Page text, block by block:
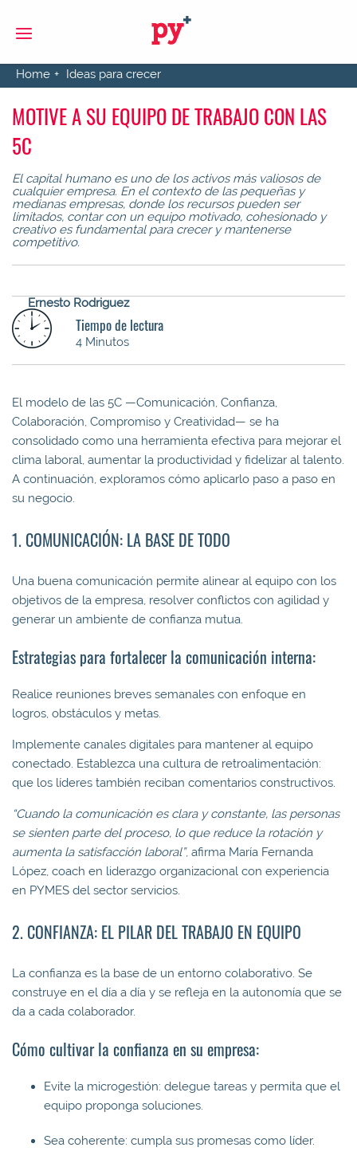
Home Ideas para crecer
MOTIVE A SU EQUIPO DE TRABAJO CON LAS
5C
El capital humano es uno de los activos más valiosos de
cualquier empresa. En el contexto de las pequeñas y
medianas empresas, donde los recursos pueden ser
limitados, contar con un equipo motivado, cohesionado y
creativo es fundamental para crecer y mantenerse
competitivo.
Ernesto Rodriguez
Tiempo de lectura
4 Minutos
El modelo de las 5C —Comunicación, Confianza,
Colaboración, Compromiso y Creatividad— se ha
consolidado como una herramienta efectiva para mejorar el
clima laboral, aumentar la productividad y fidelizar al talento.
A continuación, exploramos cómo aplicarlo paso a paso en
su negocio.
1. COMUNICACIÓN: LA BASE DE TODO
Una buena comunicación permite alinear al equipo con los
objetivos de la empresa, resolver conflictos con agilidad y
generar un ambiente de confianza mutua.
Estrategias para fortalecer la comunicación interna:
Realice reuniones breves semanales con enfoque en
logros, obstáculos y metas.
Implemente canales digitales para mantener al equipo
conectado. Establezca una cultura de retroalimentación:
que los líderes también reciban comentarios constructivos.
“Cuando la comunicación es clara y constante, las personas
se sienten parte del proceso, lo que reduce la rotación y
aumenta la satisfacción laboral”, afirma María Fernanda
López, coach en liderazgo organizacional con experiencia
en PYMES del sector servicios.
2. CONFIANZA: EL PILAR DEL TRABAJO EN EQUIPO
La confianza es la base de un entorno colaborativo. Se
construye en el día a día y se refleja en la autonomía que se
da a cada colaborador.
Cómo cultivar la confianza en su empresa:
Evite la microgestión: delegue tareas y permita que el
equipo proponga soluciones.
Sea coherente: cumpla sus promesas como líder.